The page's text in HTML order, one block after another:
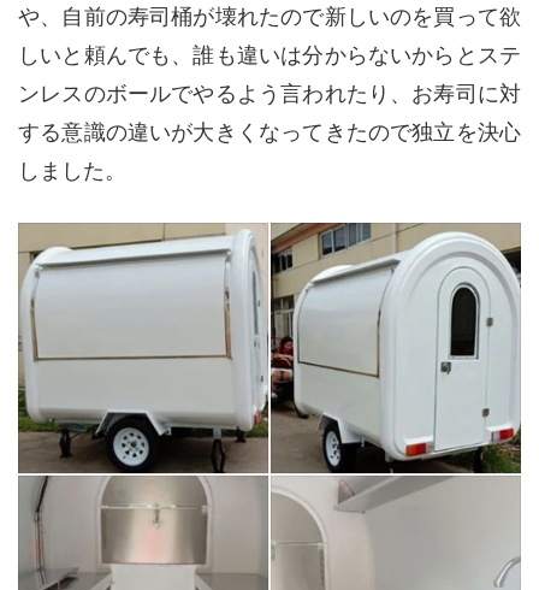
や、自前の寿司桶が壊れたので新しいのを買って欲
しいと頼んでも、誰も違いは分からないからとステ
ンレスのボールでやるよう言われたり、お寿司に対
する意識の違いが大きくなってきたので独立を決心
しました。